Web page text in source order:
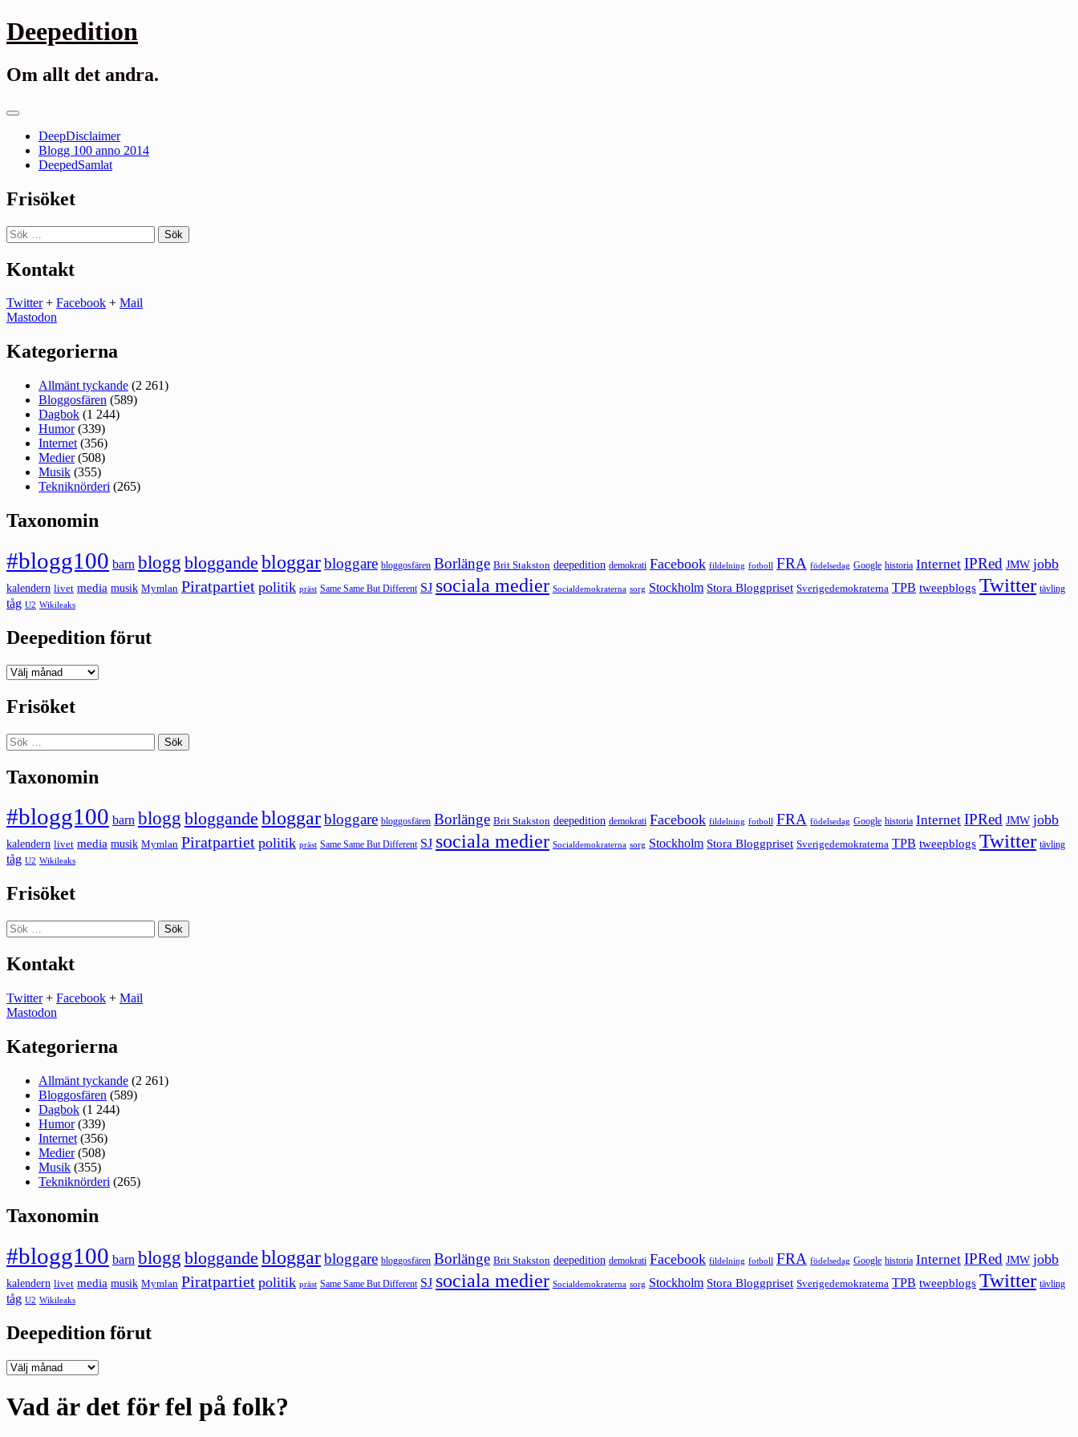
Gå
till
Deepedition
Om allt det andra.
Primär
DeepDisclaimer
Blogg 100 anno 2014
DeepedSamlat
Frisöket
Sök
efter:
Kontakt
Twitter+ Facebook + Mail
Mastodon
Kategorierna
Allmänt tyckande (2 261)
Bloggosfären (589)
Dagbok (1 244)
Humor(339)
Internet (356)
Medier(508)
Musik (355)
Tekniknörderi (265)
Taxonomin
#blogg100 barn blogg bloggande bloggarbloggare bloggosfären Borlänge Brit Stakston deepedition demokrati Facebook fildelning fotboll FRA födelsedag Google historia Internet IPRed JMW jobb
kalendern livet media musik Mymlan Piratpartiet politik präst Same Same But Different SJ sociala medier Socialdemokraterna sorg Stockholm Stora Bloggpriset Sverigedemokraterna TPB tweepblogs Twitter tävling
tåg U2 Wikileaks
Deepedition förut
Deepedition
Frisöket
Sök
efter:
Taxonomin
#blogg100 barn blogg bloggande bloggarbloggare bloggosfären Borlänge Brit Stakston deepedition demokrati Facebook fildelning fotboll FRA födelsedag Google historia Internet IPRed JMW jobb
kalendern livet media musik Mymlan Piratpartiet politik präst Same Same But Different SJ sociala medier Socialdemokraterna sorg Stockholm Stora Bloggpriset Sverigedemokraterna TPB tweepblogs Twitter tävling
tåg U2 Wikileaks
Frisöket
Sök
efter:
Kontakt
Twitter+ Facebook + Mail
Mastodon
Kategorierna
Allmänt tyckande (2 261)
Bloggosfären (589)
Dagbok (1 244)
Humor(339)
Internet (356)
Medier(508)
Musik (355)
Tekniknörderi (265)
Taxonomin
#blogg100 barn blogg bloggande bloggarbloggare bloggosfären Borlänge Brit Stakston deepedition demokrati Facebook fildelning fotboll FRA födelsedag Google historia Internet IPRed JMW jobb
kalendern livet media musik Mymlan Piratpartiet politik präst Same Same But Different SJ sociala medier Socialdemokraterna sorg Stockholm Stora Bloggpriset Sverigedemokraterna TPB tweepblogs Twitter tävling
tåg U2 Wikileaks
Deepedition förut
Deepedition
Vad är det för fel på folk?